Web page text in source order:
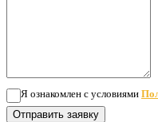
Я ознакомлен с условиями
Отправить заявку